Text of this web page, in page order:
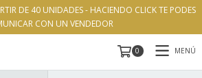
DE 40 UNIDADES - HACIENDO CLICK TE PODES
CON UN VENDEDOR
0 MENÚ